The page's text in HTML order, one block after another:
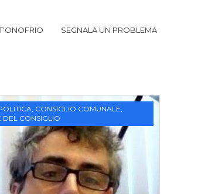
SEGNALA UN PROBLEMA
, CONSIGLIO COMUNALE,
DEL CONSIGLIO